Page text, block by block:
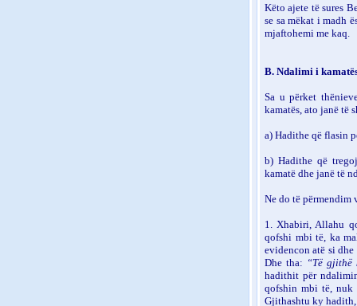
Këto ajete të sures
se sa mëkat i madh
mjaftohemi me kaq.
B. Ndalimi i
Sa u përket
kamatës, ato janë të
a) Hadithe që flasin
b) Hadithe që
kamatë dhe janë të
Ne do të përmendim
1. Xhabiri, Allahu
qofshi mbi të, ka
evidencon atë si
Dhe tha: “Të gjithë
hadithit për
qofshin mbi të, nuk
Gjithashtu ky